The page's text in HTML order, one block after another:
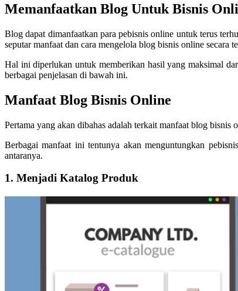
Memanfaatkan Blog Untuk Bisnis
Blog dapat dimanfaatkan para pebisnis online untuk terus
seputar manfaat dan cara mengelola blog bisnis online secara
Hal ini diperlukan untuk memberikan hasil yang maksimal
berbagai penjelasan di bawah ini.
Manfaat Blog Bisnis Online
Pertama yang akan dibahas adalah terkait manfaat blog
Berbagai manfaat ini tentunya akan menguntungkan
antaranya.
1. Menjadi Katalog Produk